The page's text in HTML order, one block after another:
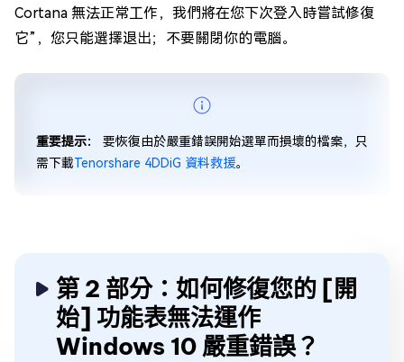
Cortana 無法正常工作，我們將在您下次登入時嘗試修復
它”，您只能選擇退出；不要關閉你的電腦。
重要提示：
要恢復由於嚴重錯誤開始選單而損壞的檔案，只
需下載Tenorshare 4DDiG 資料救援。
第 2 部分：如何修復您的 [開
始] 功能表無法運作
Windows 10 嚴重錯誤？